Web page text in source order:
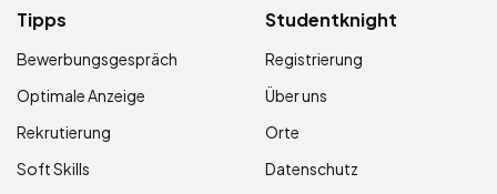
Tipps
Bewerbungsgespräch
Optimale Anzeige
Rekrutierung
Soft Skills
Studentknight
Registrierung
Über uns
Orte
Datenschutz